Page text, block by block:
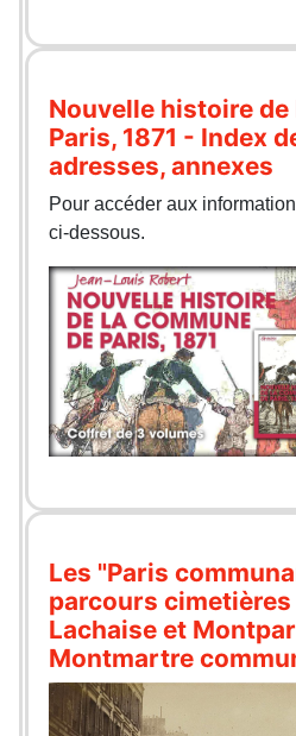
Nouvelle histoire de
Paris, 1871 - Index
adresses, annexes
Pour accéder aux
ci-dessous.
Les "Paris
parcours cimetières
Lachaise et
Montmartre